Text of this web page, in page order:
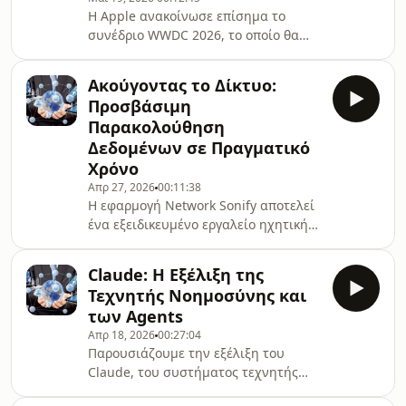
Η Apple ανακοίνωσε επίσημα το
συνέδριο WWDC 2026, το οποίο θα
ενσωμάτωση της τεχνητής
νοημοσύνης στα προϊόντα της. Για
περισσότερα ακούστε το επεισόδιο.
Ακούγοντας το Δίκτυο:
Προσβάσιμη
Παρακολούθηση
Δεδομένων σε Πραγματικό
Χρόνο
Απρ 27, 202600:11:38
Η εφαρμογή Network Sonify αποτελεί
ένα εξειδικευμένο εργαλείο ηχητικής
προσανατολισμό στην πλήρη
προσβασιμότητα για άτομα με οπτική
αναπηρία.Μετατρέπει τη ροή των
δεδομένων σε διακριτούς ηχητικούς
τόνους, επιτρέποντας στους χρήστες
να αντιλαμβάνονται τόσο την
ταχύτητα όσο και την κατεύθυνση
Claude: Η Εξέλιξη της
Τεχνητής Νοημοσύνης και
των Agents
Απρ 18, 202600:27:04
Παρουσιάζουμε την εξέλιξη του
Claude, του συστήματος τεχνητής